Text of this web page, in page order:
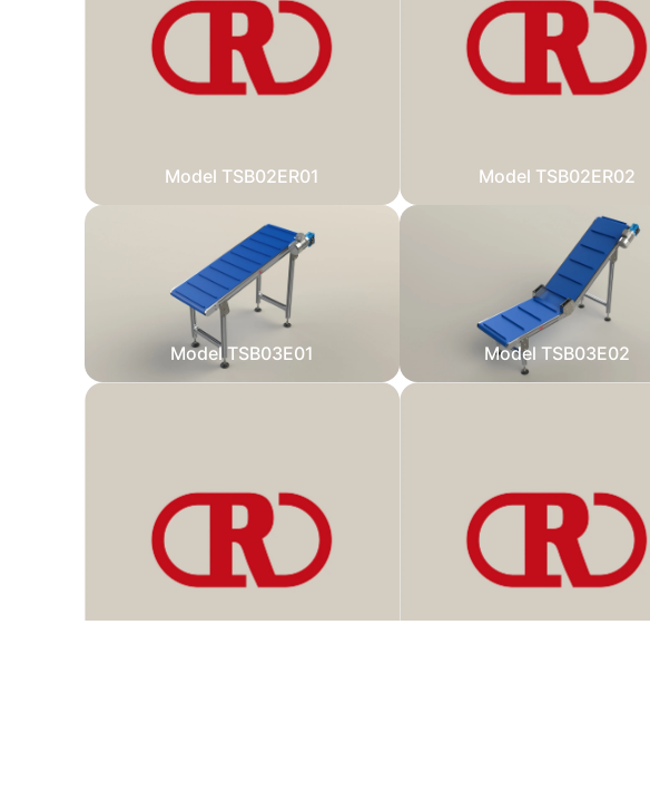
Model TSB02ER01 Model TSB02ER02
Model TSB03E01 Model TSB03E02